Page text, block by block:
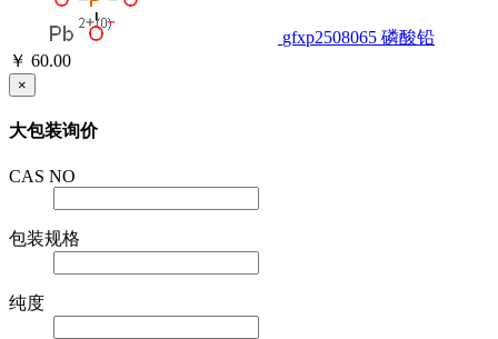
gfxp2508065 磷酸铅
￥ 60.00
×
大包装询价
CAS NO
包装规格
纯度